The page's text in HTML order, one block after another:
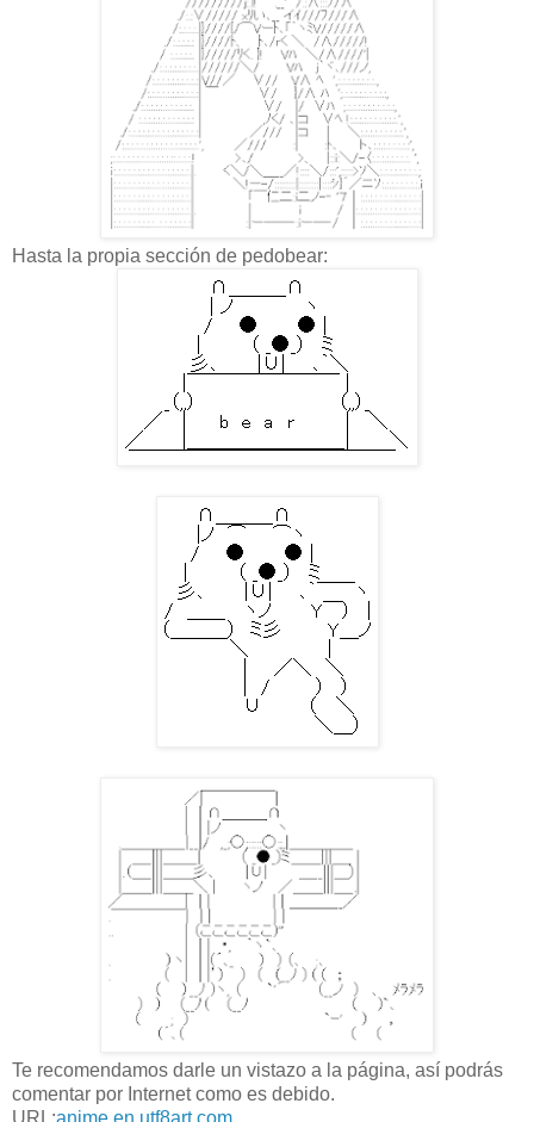
Hasta la propia sección de pedobear:
Te recomendamos darle un vistazo a la página, así podrás
comentar por Internet como es debido.
URL:anime.en.utf8art.com